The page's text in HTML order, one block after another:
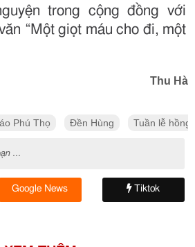
trong cộng đồng với
“Một giọt máu cho đi, một
Thu Hà
Phú Thọ Đền Hùng Tuần lễ hồng
...
Google News Tiktok